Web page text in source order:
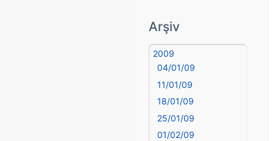
Bayburt
Bilecik
Bingöl
Bitlis
Bolu
Burdur
Bursa
Çanakkale
Arşiv
2009
04/01/09
11/01/09
18/01/09
25/01/09
01/02/09